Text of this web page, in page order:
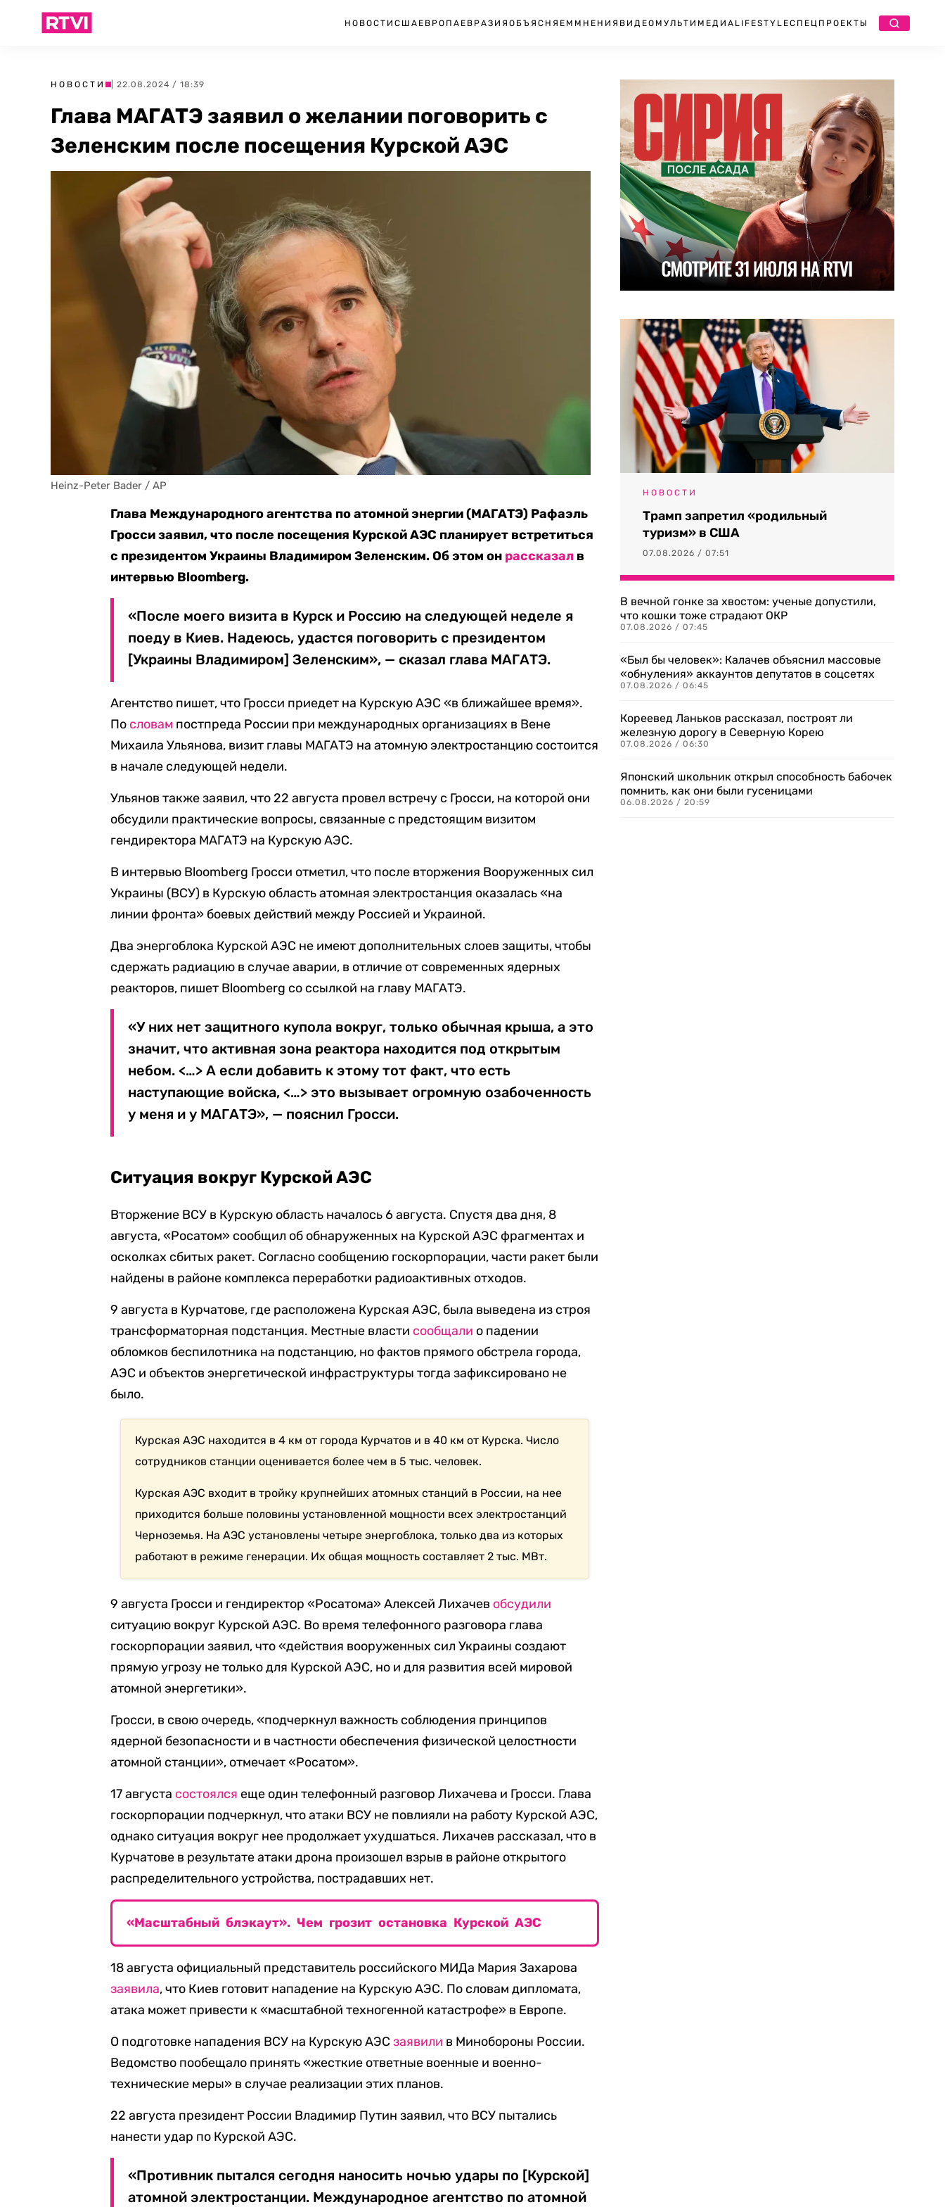
НОВОСТИ США ЕВРОПА ЕВРАЗИЯ ОБЪЯСНЯЕМ МНЕНИЯ ВИДЕО МУЛЬТИМЕДИА LIFESTYLEСПЕЦПРОЕКТЫ
НОВОСТИ | 22.08.2024 / 18:39
Глава МАГАТЭ заявил о желании поговорить с
Зеленским после посещения Курской АЭС
Heinz-Peter Bader / AP
Глава Международного агентства по атомной энергии (МАГАТЭ) Рафаэль
Гросси заявил, что после посещения Курской АЭС планирует встретиться
с президентом Украины Владимиром Зеленским. Об этом он рассказал в
интервью Bloomberg.
«После моего визита в Курск и Россию на следующей неделе я
поеду в Киев. Надеюсь, удастся поговорить с президентом
[Украины Владимиром] Зеленским», — сказал глава МАГАТЭ.
Агентство пишет, что Гросси приедет на Курскую АЭС «в ближайшее время».
По словам постпреда России при международных организациях в Вене
Михаила Ульянова, визит главы МАГАТЭ на атомную электростанцию состоится
в начале следующей недели.
Ульянов также заявил, что 22 августа провел встречу с Гросси, на которой они
обсудили практические вопросы, связанные с предстоящим визитом
гендиректора МАГАТЭ на Курскую АЭС.
В интервью Bloomberg Гросси отметил, что после вторжения Вооруженных сил
Украины (ВСУ) в Курскую область атомная электростанция оказалась «на
линии фронта» боевых действий между Россией и Украиной.
Два энергоблока Курской АЭС не имеют дополнительных слоев защиты, чтобы
сдержать радиацию в случае аварии, в отличие от современных ядерных
реакторов, пишет Bloomberg со ссылкой на главу МАГАТЭ.
«У них нет защитного купола вокруг, только обычная крыша, а это
значит, что активная зона реактора находится под открытым
небом. <…> А если добавить к этому тот факт, что есть
наступающие войска, <…> это вызывает огромную озабоченность
у меня и у МАГАТЭ», — пояснил Гросси.
Ситуация вокруг Курской АЭС
Вторжение ВСУ в Курскую область началось 6 августа. Спустя два дня, 8
августа, «Росатом» сообщил об обнаруженных на Курской АЭС фрагментах и
осколках сбитых ракет. Согласно сообщению госкорпорации, части ракет были
найдены в районе комплекса переработки радиоактивных отходов.
9 августа в Курчатове, где расположена Курская АЭС, была выведена из строя
трансформаторная подстанция. Местные власти сообщали о падении
обломков беспилотника на подстанцию, но фактов прямого обстрела города,
АЭС и объектов энергетической инфраструктуры тогда зафиксировано не
было.
Курская АЭС находится в 4 км от города Курчатов и в 40 км от Курска. Число
сотрудников станции оценивается более чем в 5 тыс. человек.
Курская АЭС входит в тройку крупнейших атомных станций в России, на нее
приходится больше половины установленной мощности всех электростанций
Черноземья. На АЭС установлены четыре энергоблока, только два из которых
работают в режиме генерации. Их общая мощность составляет 2 тыс. МВт.
9 августа Гросси и гендиректор «Росатома» Алексей Лихачев обсудили
ситуацию вокруг Курской АЭС. Во время телефонного разговора глава
госкорпорации заявил, что «действия вооруженных сил Украины создают
прямую угрозу не только для Курской АЭС, но и для развития всей мировой
атомной энергетики».
Гросси, в свою очередь, «подчеркнул важность соблюдения принципов
ядерной безопасности и в частности обеспечения физической целостности
атомной станции», отмечает «Росатом».
17 августа состоялся еще один телефонный разговор Лихачева и Гросси. Глава
госкорпорации подчеркнул, что атаки ВСУ не повлияли на работу Курской АЭС,
однако ситуация вокруг нее продолжает ухудшаться. Лихачев рассказал, что в
Курчатове в результате атаки дрона произошел взрыв в районе открытого
распределительного устройства, пострадавших нет.
«Масштабный блэкаут». Чем грозит остановка Курской АЭС
18 августа официальный представитель российского МИДа Мария Захарова
заявила, что Киев готовит нападение на Курскую АЭС. По словам дипломата,
атака может привести к «масштабной техногенной катастрофе» в Европе.
О подготовке нападения ВСУ на Курскую АЭСзаявили в Минобороны России.
Ведомство пообещало принять «жесткие ответные военные и военно-
технические меры» в случае реализации этих планов.
22 августа президент России Владимир Путин заявил, что ВСУ пытались
нанести удар по Курской АЭС.
«Противник пытался сегодня наносить ночью удары по [Курской]
атомной электростанции. Международное агентство по атомной
НОВОСТИ
Трамп запретил «родильный
туризм» в США
07.08.2026 / 07:51
В вечной гонке за хвостом: ученые допустили,
что кошки тоже страдают ОКР
07.08.2026 / 07:45
«Был бы человек»: Калачев объяснил массовые
«обнуления» аккаунтов депутатов в соцсетях
07.08.2026 / 06:45
Кореевед Ланьков рассказал, построят ли
железную дорогу в Северную Корею
07.08.2026 / 06:30
Японский школьник открыл способность бабочек
помнить, как они были гусеницами
06.08.2026 / 20:59